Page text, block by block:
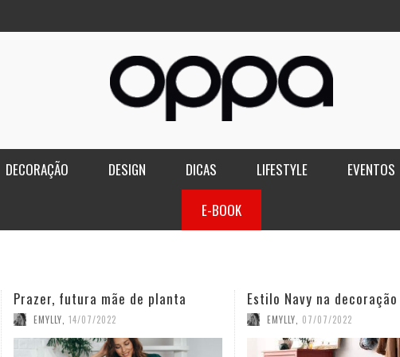
DECORAÇÃO DESIGN DICAS LIFESTYLE EVENTOS
E-BOOK
Estilo Navy na decoração
EMYLLY 07/07/2022
Salão do Móvel de Milão &
Tendências para a Próxima
Temporada